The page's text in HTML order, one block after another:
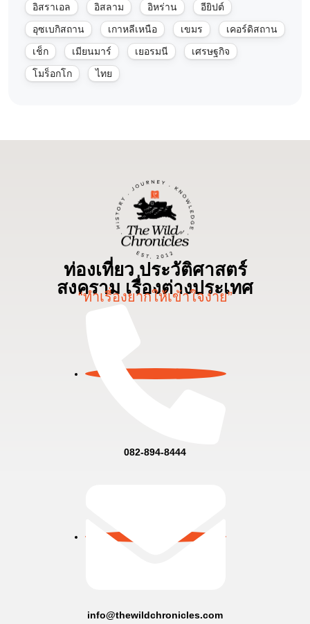
อิสราเอล
อิสลาม อิหร่าน
อียิปต์
อุซเบกิสถาน
เกาหลีเหนือ เขมร
เคอร์ดิสถาน
เช็ก
เมียนมาร์ เยอรมนี
เศรษฐกิจ
โมร็อกโก
ไทย
ท่องเที่ยว ประวัติศาสตร์
สงคราม เรื่องต่างประเทศ
“ทำเรื่องยากให้เข้าใจง่าย”
082-894-8444
info@thewildchronicles.com